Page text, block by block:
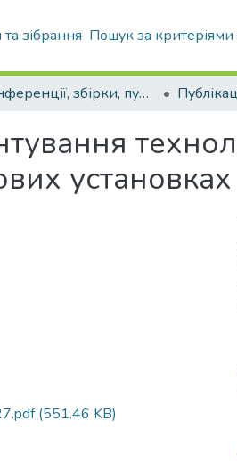
зібрання Пошук за критеріями
Конференції, збірки, публікації молодих вчених і здобувачів : магістрів, бакалаврів, аспірантів.
установках
(551.46 KB)